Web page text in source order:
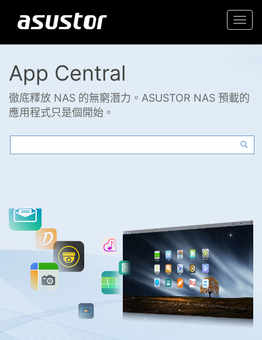
App Central
徹底釋放 NAS 的無窮潛力。ASUSTOR NAS 預載的
應用程式只是個開始。